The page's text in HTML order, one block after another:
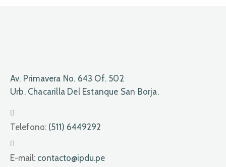
Av. Primavera No. 643 Of. 502
Urb. Chacarilla Del Estanque San Borja.
Telefono: (511) 6449292
E-mail: contacto@ipdu.pe